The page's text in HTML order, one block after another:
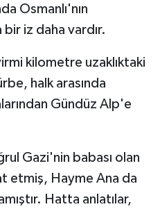
Osmanlı'nın
bir iz daha vardır.
kilometre uzaklıktaki
halk arasında
Gündüz Alp'e
Gazi'nin babası olan
etmiş, Hayme Ana da
Hatta anlatılar,